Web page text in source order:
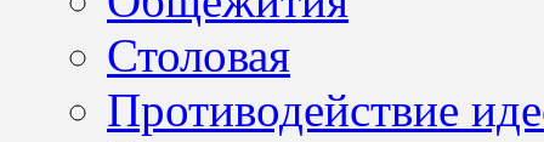
Столовая
Противодействие